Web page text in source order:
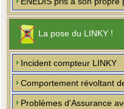
La pose du LINKY !
Incident compteur LINKY
Comportement révoltant
Problèmes d'Assurance